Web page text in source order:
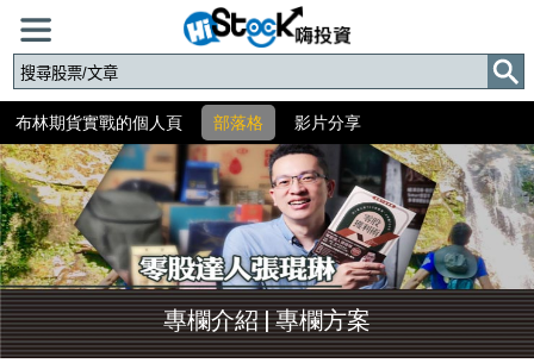
布林期貨實戰的個人頁 部落格 影片分享
專欄介紹|專欄方案